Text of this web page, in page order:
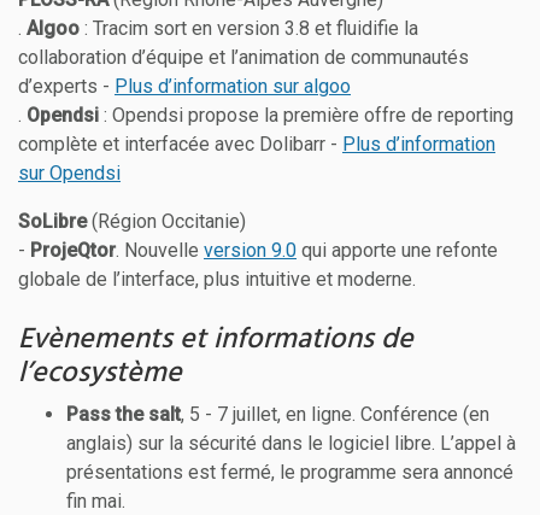
. Algoo : Tracim sort en version 3.8 et fluidifie la
collaboration d’équipe et l’animation de communautés
d’experts - Plus d’information sur algoo
. Opendsi : Opendsi propose la première offre de reporting
complète et interfacée avec Dolibarr - Plus d’information
sur Opendsi
SoLibre(Région Occitanie)
- ProjeQtor. Nouvelle version 9.0 qui apporte une refonte
globale de l’interface, plus intuitive et moderne.
Evènements et informations de
l’ecosystème
Pass the salt, 5 - 7 juillet, en ligne. Conférence (en
anglais) sur la sécurité dans le logiciel libre. L’appel à
présentations est fermé, le programme sera annoncé
fin mai.